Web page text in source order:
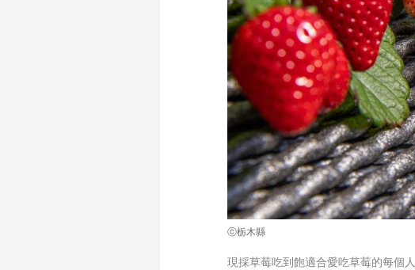
ⓒ栃木縣
現採草莓吃到飽適合愛吃草莓的每個人